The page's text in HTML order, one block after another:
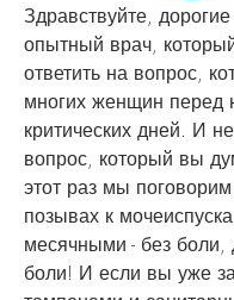
Здравствуйте,
опытный врач,
ответить на вопрос,
многих женщин перед
критических дней. И
вопрос, который вы
этот раз мы
позывах к
месячными - без боли,
боли! И если вы уже